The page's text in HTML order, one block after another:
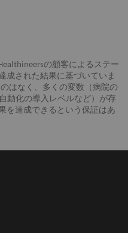
の顧客によるステー
成された結果に基づいていま
はなく、多くの変数（病院の
動化の導入レベルなど）が存
を達成できるという保証はあ